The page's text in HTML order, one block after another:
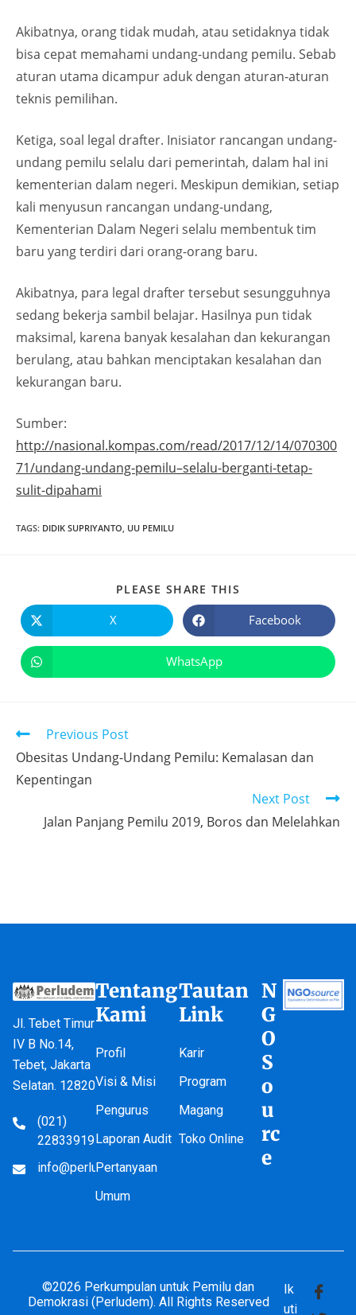
Akibatnya, orang tidak mudah, atau setidaknya tidak
bisa cepat memahami undang-undang pemilu. Sebab
aturan utama dicampur aduk dengan aturan-aturan
teknis pemilihan.
Ketiga, soal legal drafter. Inisiator rancangan undang-
undang pemilu selalu dari pemerintah, dalam hal ini
kementerian dalam negeri. Meskipun demikian, setiap
kali menyusun rancangan undang-undang,
Kementerian Dalam Negeri selalu membentuk tim
baru yang terdiri dari orang-orang baru.
Akibatnya, para legal drafter tersebut sesungguhnya
sedang bekerja sambil belajar. Hasilnya pun tidak
maksimal, karena banyak kesalahan dan kekurangan
berulang, atau bahkan menciptakan kesalahan dan
kekurangan baru.
Sumber:
http://nasional.kompas.com/read/2017/12/14/070300
71/undang-undang-pemilu–selalu-berganti-tetap-
sulit-dipahami
TAGS: DIDIK SUPRIYANTO UU PEMILU
PLEASE SHARE THIS
X Facebook
WhatsApp
Previous Post
Obesitas Undang-Undang Pemilu: Kemalasan dan
Kepentingan
Next Post
Jalan Panjang Pemilu 2019, Boros dan Melelahkan
Jl. Tebet Timur
IV B No.14,
Tebet, Jakarta
Selatan. 12820
(021)
22833919
info@perludem.or.id
Tentang
Kami
Profil
Visi & Misi
Pengurus
Laporan Audit
Pertanyaan
Umum
Tautan
Link
Karir
Program
Magang
Toko Online
N
G
O
S
o
u
rc
e
©2026 Perkumpulan untuk Pemilu dan
Demokrasi (Perludem). All Rights Reserved
Ik
uti